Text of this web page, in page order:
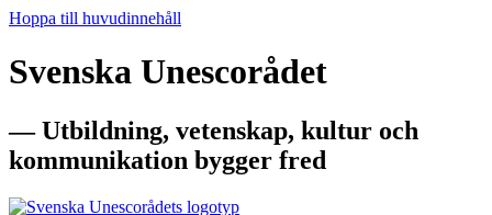
Hoppa till huvudinnehåll
Svenska Unescorådet
— Utbildning, vetenskap, kultur och
kommunikation bygger fred